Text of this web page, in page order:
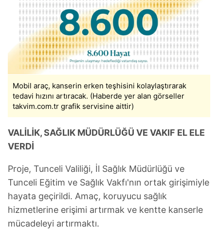
Mobil araç, kanserin erken teşhisini kolaylaştırarak
tedavi hızını artıracak. (Haberde yer alan görseller
takvim.com.tr grafik servisine aittir)
VALİLİK, SAĞLIK MÜDÜRLÜĞÜ VE VAKIF EL ELE
VERDİ
Proje, Tunceli Valiliği, İl Sağlık Müdürlüğü ve
Tunceli Eğitim ve Sağlık Vakfı'nın ortak girişimiyle
hayata geçirildi. Amaç, koruyucu sağlık
hizmetlerine erişimi artırmak ve kentte kanserle
mücadeleyi artırmaktı.